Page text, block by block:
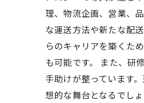
理、物流企画、営業、
な運送方法や新たな配
らのキャリアを築くた
も可能です。 また、研
手助けが整っています
想的な舞台となるでし